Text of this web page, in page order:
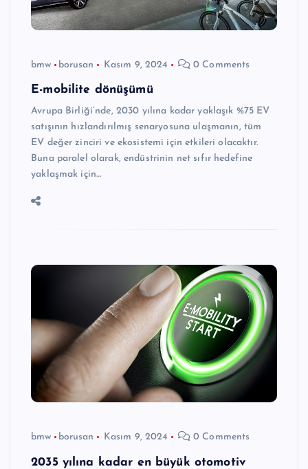
bmw borusan Kasım 9, 2024 0 Comments
E-mobilite dönüşümü
Avrupa Birliği’nde, 2030 yılına kadar yaklaşık %75 EV
satışının hızlandırılmış senaryosuna ulaşmanın, tüm
EV değer zinciri ve ekosistemi için etkileri olacaktır.
Buna paralel olarak, endüstrinin net sıfır hedefine
yaklaşmak için…
bmw borusan Kasım 9, 2024 0 Comments
2035 yılına kadar en büyük otomotiv